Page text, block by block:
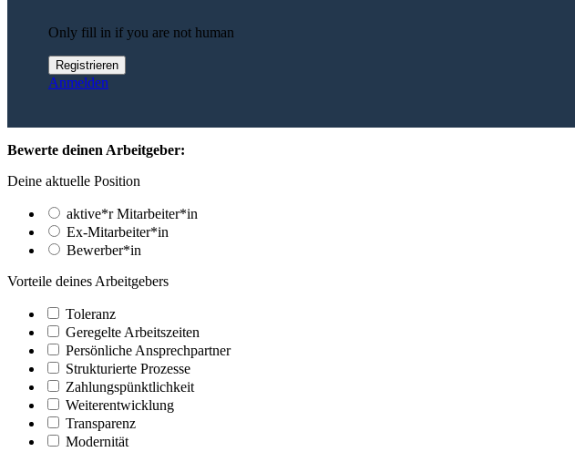
Only fill in if you are not human
Anmelden
Bewerte deinen Arbeitgeber:
Deine aktuelle Position
aktive*r Mitarbeiter*in
Ex-Mitarbeiter*in
Bewerber*in
Vorteile deines Arbeitgebers
Toleranz
Geregelte Arbeitszeiten
Persönliche Ansprechpartner
Strukturierte Prozesse
Zahlungs­pünktlichkeit
Weiter­entwicklung
Transparenz
Modernität